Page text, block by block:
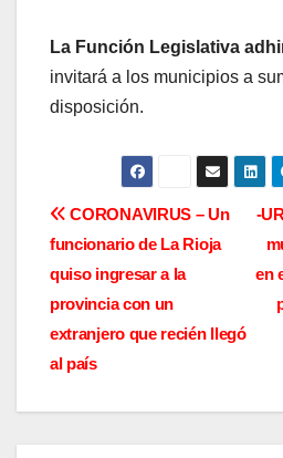
La Función Legislativa
invitará a los municipios a
disposición.
N
a
v
e
g
-
en
CORONAVIRUS – Un
funcionario de La Rioja
quiso ingresar a la
provincia con un
extranjero que recién llegó
al país